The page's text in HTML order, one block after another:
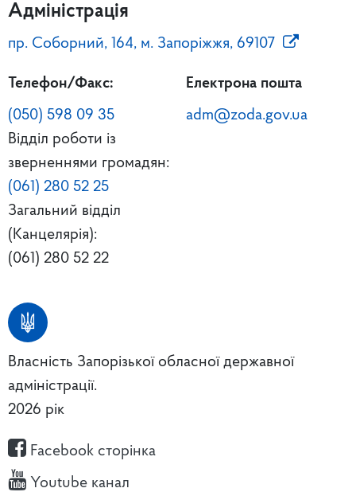
Адміністрація
пр. Соборний, 164, м. Запоріжжя, 69107
Телефон/Факс:
(050) 598 09 35
Відділ роботи із
зверненнями громадян:
(061) 280 52 25
Загальний відділ
(Канцелярія):
(061) 280 52 22
Електрона пошта
adm@zoda.gov.ua
Власність Запорізької обласної державної
адміністрації.
2026 рік
Facebook сторінка
Youtube канал